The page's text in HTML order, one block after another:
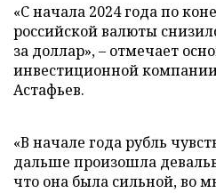
«С начала 2024 года по
российской валюты
за доллар», – отмечает
инвестиционной
Астафьев.
«В начале года рубль
дальше произошла
что она была сильной, во